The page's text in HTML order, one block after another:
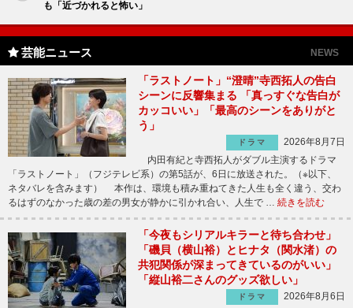
も「近づかれると怖い」
芸能ニュース NEWS
「ラストノート」“澄晴”寺西拓人の告白
シーンに反響集まる 「真っすぐな告白が
カッコいい」「最高のシーンをありがと
う」
ドラマ
2026年8月7日
内田有紀と寺西拓人がダブル主演するドラマ
「ラストノート」（フジテレビ系）の第5話が、6日に放送された。（※以下、
ネタバレを含みます） 本作は、環境も積み重ねてきた人生も全く違う、交わ
るはずのなかった歳の差の男女が静かに引かれ合い、人生で … 続きを読む
「今夜もシリアルキラーと待ち合わせ」
「磯貝（横山裕）とヒナタ（関水渚）の
共犯関係が深まってきているのがいい」
「縦山裕二さんのグッズ欲しい」
ドラマ
2026年8月6日